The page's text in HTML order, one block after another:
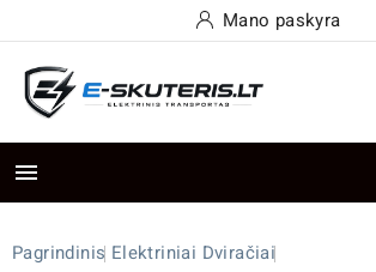
Mano paskyra

Pagrindinis Elektriniai Dviračiai